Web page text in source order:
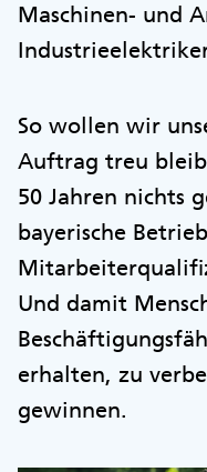
Maschinen- und
So wollen wir
Auftrag treu
50 Jahren nichts
bayerische
Und damit
erhalten, zu
gewinnen.